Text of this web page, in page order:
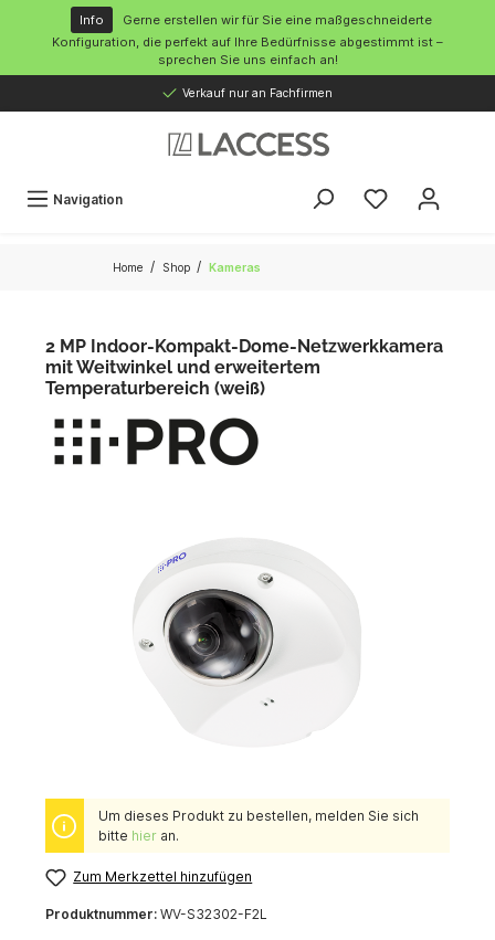
springen
Info
Gerne erstellen wir für Sie eine maßgeschneiderte
Konfiguration, die perfekt auf Ihre Bedürfnisse abgestimmt ist –
sprechen Sie uns einfach an!
Verkauf nur an Fachfirmen
Navigation
Home / Shop / Kameras
2 MP Indoor-Kompakt-Dome-Netzwerkkamera
mit Weitwinkel und erweitertem
Temperaturbereich (weiß)
Um dieses Produkt zu bestellen, melden Sie sich
bitte hieran.
Zum Merkzettel hinzufügen
Produktnummer: WV-S32302-F2L